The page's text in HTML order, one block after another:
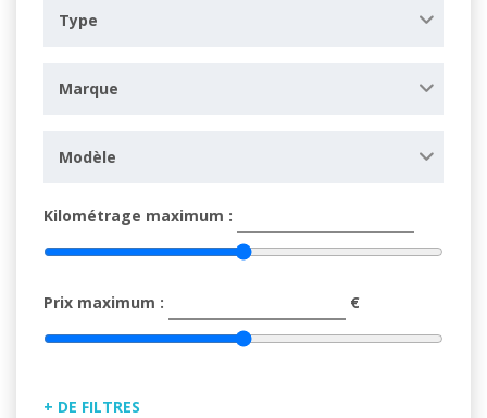
Type
Marque
Modèle
Kilométrage maximum :
Prix maximum : €
+ DE FILTRES